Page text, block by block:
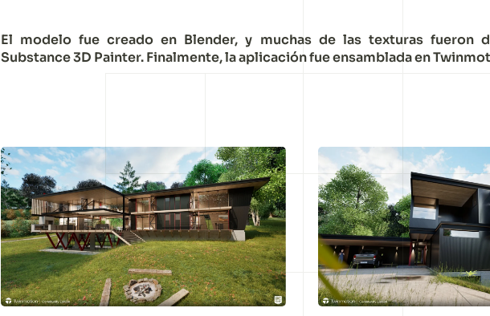
El modelo fue creado en Blender, y muchas de las texturas fueron
Substance 3D Painter. Finalmente, la aplicación fue ensamblada en